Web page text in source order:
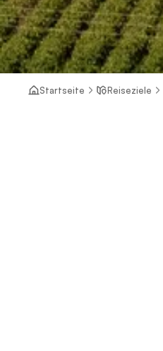
Startseite Reiseziele